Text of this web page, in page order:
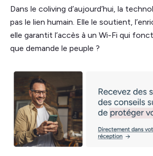
Dans le coliving d’aujourd’hui, la
pas le lien humain. Elle le soutient,
elle garantit l’accès à un Wi-Fi qui
que demande le peuple ?